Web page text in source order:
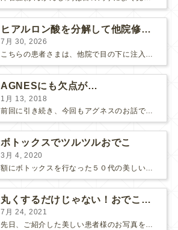
ヒアルロン酸を分解して他院修正（目の下のチンダル現象とその補正）
7月 30, 2026
こちらの患者さまは、他院で目の下に注入したヒアルロン酸がチンダル現象を起こしていたため、 ヒアルロン酸を分解する薬（ヒアルロニダーゼ）で分解してから 改めてヒアルロン酸を入れ直しました。 ...
AGNESにも欠点が…
1月 13, 2018
前回に引き続き、今回もアグネスのお話です。 AGNESはとっても良い治療である一方、 欠点もいくつかありますので、そちらもお話ししておきますね。 AGNESの欠点 1. ダウンタイム A...
ボトックスでツルツルおでこ
3月 4, 2020
丸くするだけじゃない！おでこのヒアルロン酸注射
7月 24, 2021
先日、ご紹介した美しい患者様のお写真を使わせていただいて、おでこのヒアルロン酸注射について説明します。 （≫ 写真の患者様の経過はこちら『２年間で若返って綺麗になられた患者様』） なぜおでこに...